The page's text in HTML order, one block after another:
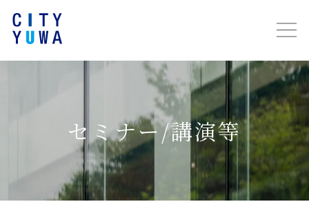
セミナー/講演等